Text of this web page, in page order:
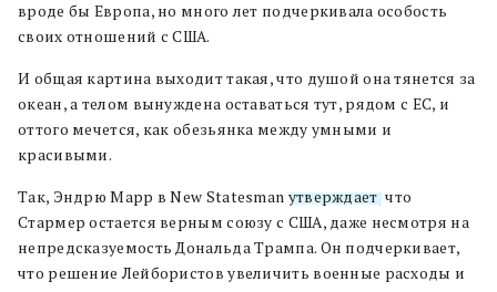
вроде бы Европа, но много лет подчеркивала особость
своих отношений с США.
И общая картина выходит такая, что душой она тянется за
океан, а телом вынуждена оставаться тут, рядом с ЕС, и
оттого мечется, как обезьянка между умными и
красивыми.
Так, Эндрю Марр в New Statesman утверждает, что
Стармер остается верным союзу с США, даже несмотря на
непредсказуемость Дональда Трампа. Он подчеркивает,
что решение Лейбористов увеличить военные расходы и